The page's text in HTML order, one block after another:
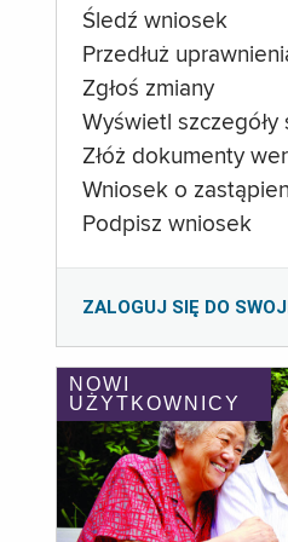
Śledź wniosek
Przedłuż
Zgłoś zmiany
Wyświetl szczegóły
Złóż dokumenty
Wniosek o
Podpisz wniosek
ZALOGUJ SIĘ DO
NOWI
UŻYTKOWNICY